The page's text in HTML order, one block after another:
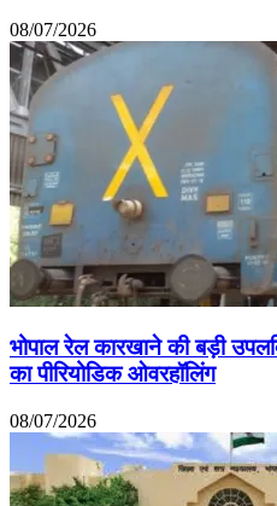
08/07/2026
भोपाल रेल कारखाने की बड़ी
का पीरियोडिक ओवरहॉलिंग
08/07/2026